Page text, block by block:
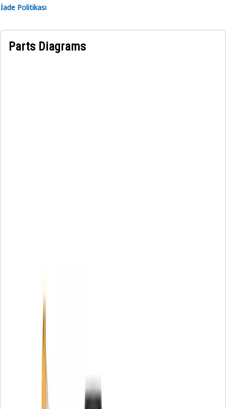
İade Politikası
Parts Diagrams